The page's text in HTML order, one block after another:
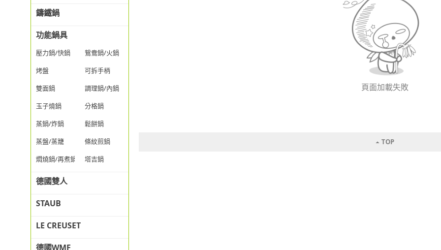
鑄鐵鍋
功能鍋具
壓力鍋/快鍋
鴛鴦鍋/火鍋
烤盤
可拆手柄
雙面鍋
調理鍋/內鍋
玉子燒鍋
分格鍋
蒸鍋/炸鍋
鬆餅鍋
蒸盤/蒸籠
條紋煎鍋
燜燒鍋/再煮鍋
塔吉鍋
德國雙人
STAUB
LE CREUSET
德國WMF
頁面加載失敗
TOP